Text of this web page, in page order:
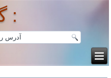
گناپا :